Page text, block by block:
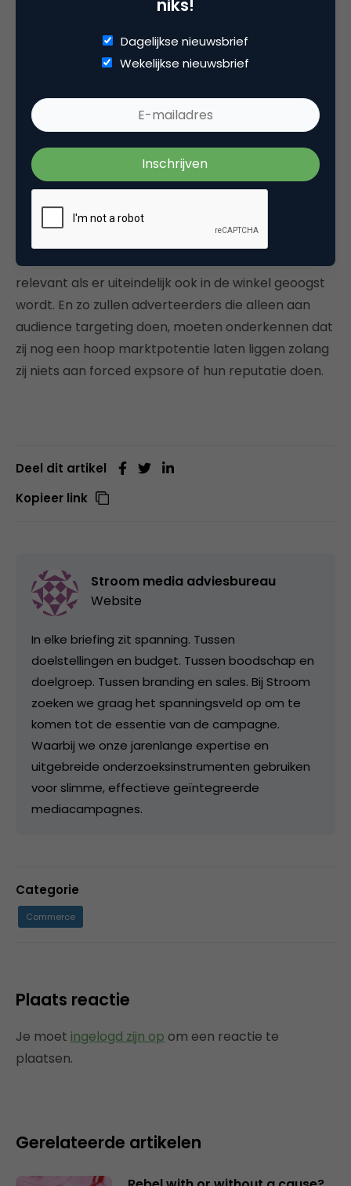
Dit model laat zien dat verschillende
mediastrategieën (met elk een eigen doelstelling)
nodig zijnom alle mogelijke typen consumenten te
bereiken. Er is daarbij niet één strategie waarmee
alle consumenten even effectief bereikt kunnen
worden: zo is de inzet van massamedia alleen
relevant als er uiteindelijk ook in de winkel geoogst
wordt. En zo zullen adverteerders die alleen aan
audience targeting doen, moeten onderkennen dat
zij nog een hoop marktpotentie laten liggen zolang
zij niets aan forced expsore of hun reputatie doen.
Deel dit artikel
Kopieer link
Stroom media adviesbureau
Website
In elke briefing zit spanning. Tussen
doelstellingen en budget. Tussen boodschap en
doelgroep. Tussen branding en sales. Bij Stroom
zoeken we graag het spanningsveld op om te
komen tot de essentie van de campagne.
Waarbij we onze jarenlange expertise en
uitgebreide onderzoeksinstrumenten gebruiken
voor slimme, effectieve geïntegreerde
mediacampagnes.
Categorie
Commerce
Plaats reactie
Je moet ingelogd zijn op om een reactie te
plaatsen.
Gerelateerde artikelen
niks!
Dagelijkse nieuwsbrief
Wekelijkse nieuwsbrief